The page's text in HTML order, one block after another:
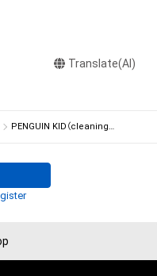
を超えた行為、知的財産
ますが、これに限定されま
VAC-OWL
NY2024
Translate(AI)
PENGUIN KID（cleaning style）